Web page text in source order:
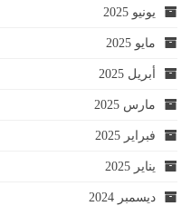
يونيو 2025
مايو 2025
أبريل 2025
مارس 2025
فبراير 2025
يناير 2025
ديسمبر 2024